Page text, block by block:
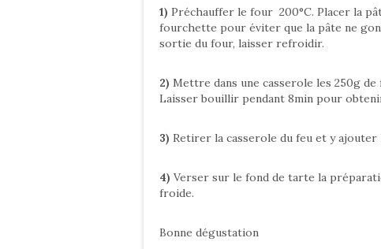
1) Préchauffer le four 200°C. Placer la
fourchette pour éviter que la pâte ne
sortie du four, laisser refroidir.
2) Mettre dans une casserole les 250g
Laisser bouillir pendant 8min pour
3) Retirer la casserole du feu et y
4) Verser sur le fond de tarte la
froide.
Bonne dégustation